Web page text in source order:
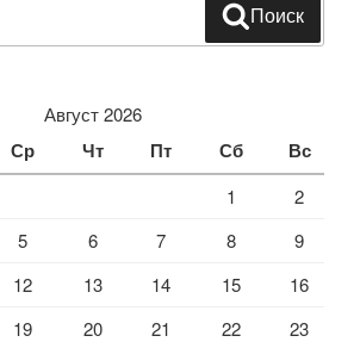
Поиск
Август 2026
Ср Чт Пт Сб Вс
1
2
5 6 7 8
9
12 13 14 15
16
19 20 21 22
23